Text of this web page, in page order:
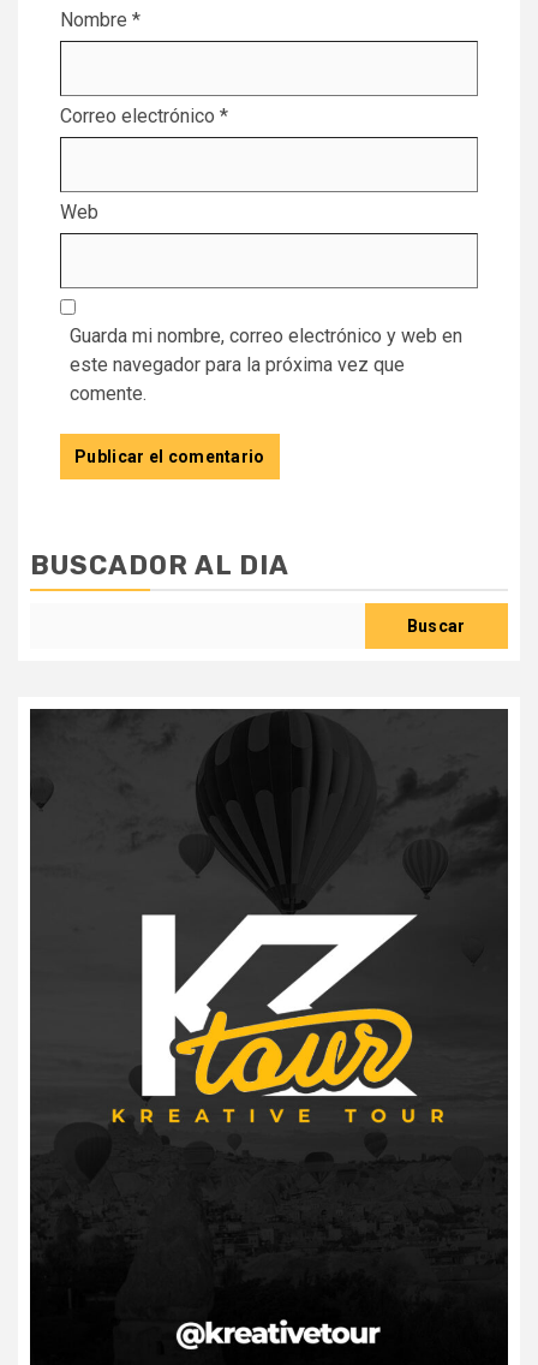
Nombre *
Correo electrónico *
Web
Guarda mi nombre, correo electrónico y web en
este navegador para la próxima vez que
comente.
BUSCADOR AL DIA
Buscar